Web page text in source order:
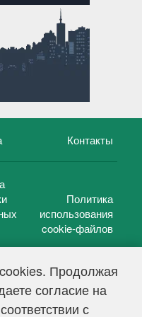
Продолжая
согласие на
с
Контакты
Политика
использования
cookie-файлов
г.
№ ФС 77-39848, выдано